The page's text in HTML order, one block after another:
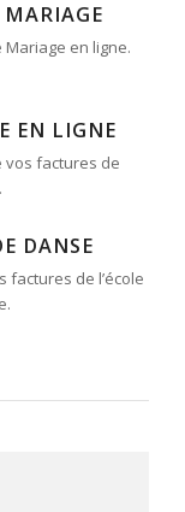
Mariage en ligne.
EN LIGNE
vos factures de
DANSE
factures de l’école